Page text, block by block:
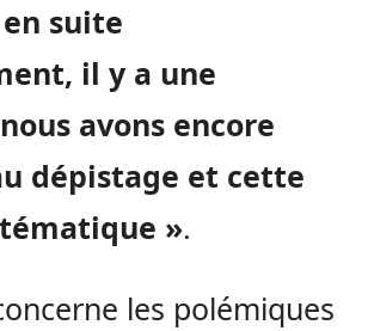
suite
il y a une
avons encore
dépistage et cette
».
les polémiques